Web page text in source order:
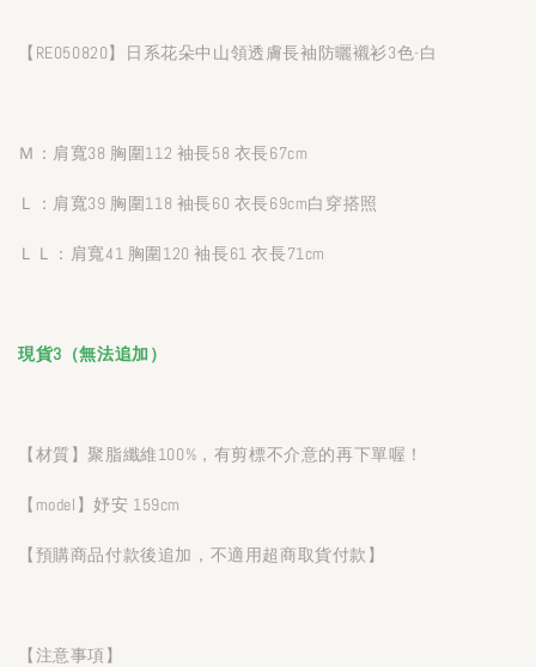
【RE050820】日系花朵中山領透膚長袖防曬襯衫3色-白
Ｍ：肩寬38 胸圍112 袖長58 衣長67cm
Ｌ：肩寬39 胸圍118 袖長60 衣長69cm白穿搭照
ＬＬ：肩寬41 胸圍120 袖長61 衣長71cm
現貨3（無法追加）
【材質】聚脂纖維100%，有剪標不介意的再下單喔！
【model】妤安 159cm
【預購商品付款後追加，不適用超商取貨付款】
【注意事項】